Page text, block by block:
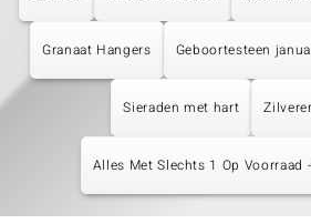
Granaat Hangers Geboortesteen
Sieraden met hart
Alles Met Slechts 1 Op Voorraad